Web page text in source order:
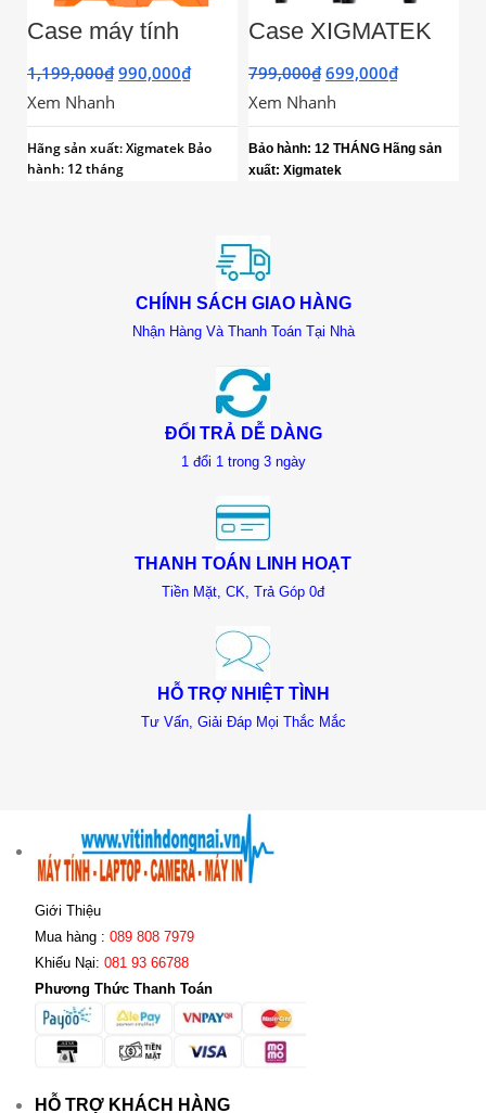
Case máy tính
XIGMATEK
GEMINI II ORG
3FB PREMIUM
GAMING M-ATX
1,199,000₫ 990,000₫
Xem Nhanh
Hãng sản xuất: Xigmatek Bảo
hành: 12 tháng
Case XIGMATEK
RGB)
799,000₫ 699,000₫
Xem Nhanh
Bảo hành: 12 THÁNG Hãng sản
xuất: Xigmatek
CHÍNH SÁCH GIAO HÀNG
Nhận Hàng Và Thanh Toán Tại Nhà
ĐỔI TRẢ DỄ DÀNG
1 đổi 1 trong 3 ngày
THANH TOÁN LINH HOẠT
Tiền Mặt, CK, Trả Góp 0đ
HỖ TRỢ NHIỆT TÌNH
Tư Vấn, Giải Đáp Mọi Thắc Mắc
Giới Thiệu
Mua hàng : 089 808 7979
Khiếu Nại: 081 93 66788
Phương Thức Thanh Toán
HỖ TRỢ KHÁCH HÀNG